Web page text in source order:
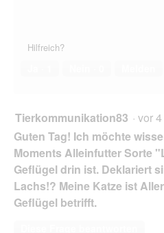
Hilfreich?
Tierkommunikation83 · vor
Guten Tag! Ich möchte
Moments Alleinfutter Sorte
Geflügel drin ist. Deklariert
Lachs!? Meine Katze ist
Geflügel betrifft.